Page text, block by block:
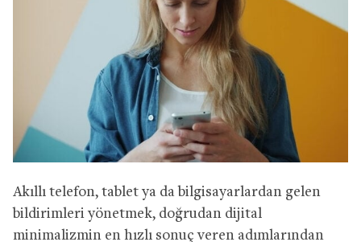
Akıllı telefon, tablet ya da bilgisayarlardan gelen
bildirimleri yönetmek, doğrudan dijital
minimalizmin en hızlı sonuç veren adımlarından